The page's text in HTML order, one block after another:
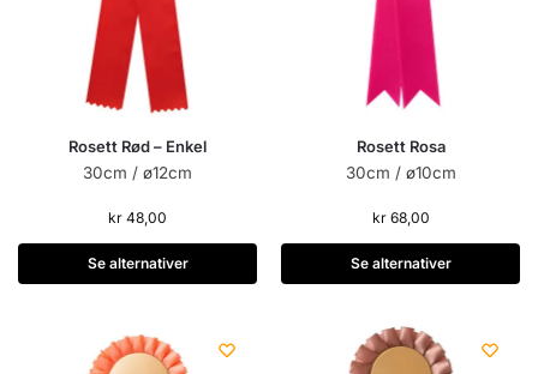
Rosett Rød – Enkel
30cm / ø12cm
kr 48,00
Se alternativer
Rosett Rosa
30cm / ø10cm
kr68,00
Se alternativer